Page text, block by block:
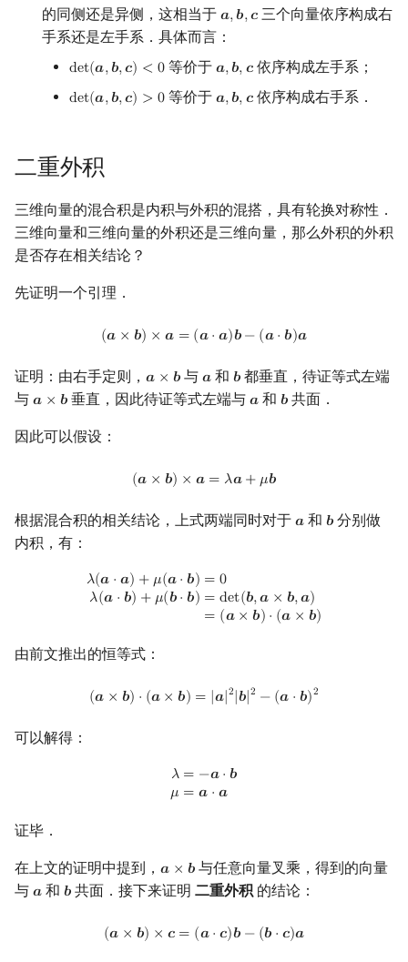
的同侧还是异侧，这相当于 𝒂,𝒃,𝒄
a,b,c 三个向量依序构成右
手系还是左手系．具体而言：
det(𝒂,𝒃,𝒄) < 0
det(a,b,c)< 0 等价于 𝒂,𝒃,𝒄
a,b,c 依序构成左手系；
det(𝒂,𝒃,𝒄) > 0
det(a,b,c)> 0 等价于 𝒂,𝒃,𝒄
a,b,c 依序构成右手系．
二重外积
三维向量的混合积是内积与外积的混搭，具有轮换对称性．
三维向量和三维向量的外积还是三维向量，那么外积的外积
是否存在相关结论？
先证明一个引理．
(𝒂 × 𝒃) × 𝒂 = (𝒂⋅ 𝒂)𝒃− (𝒂⋅ 𝒃)𝒂
(a ×b )× a= (a⋅a b−(a⋅b)a
证明：由右手定则， 𝒂 × 𝒃
a×b 与 𝒂
a 和𝒃
b 都垂直，待证等式左端
与 𝒂 × 𝒃
a×b 垂直，因此待证等式左端与 𝒂
a 和𝒃
b 共面．
因此可以假设：
(𝒂 × 𝒃) × 𝒂 = 𝜆𝒂+𝜇𝒃
( a×b)× a =λ a+μ b
根据混合积的相关结论，上式两端同时对于 𝒂
a 和𝒃
b 分别做
内积，有：
𝜆(𝒂 ⋅ 𝒂) +𝜇(𝒂⋅ 𝒃) = 0
𝜆(𝒂 ⋅ 𝒃) +𝜇(𝒃⋅ 𝒃) = det(𝒃,𝒂 × 𝒃,𝒂)
= (𝒂 × 𝒃) ⋅ (𝒂 × 𝒃)
a⋅b) = 0λ a⋅ b)+μ ( b⋅b)= det
由前文推出的恒等式：
(𝒂 × 𝒃) ⋅ (𝒂 × 𝒃) = |𝒂|2|𝒃|2 − (𝒂 ⋅ 𝒃)2
( a× b )⋅(a× b)= |a |2|b|2− a⋅ b)2
可以解得：
𝜆 = −𝒂⋅ 𝒃
𝜇 = 𝒂 ⋅ 𝒂
= −a bμ= a⋅a
证毕．
在上文的证明中提到， 𝒂 × 𝒃
a×b
与任意向量叉乘，得到的向量
与 𝒂
a 和𝒃
b 共面．接下来证明二重外积 的结论：
(𝒂 × 𝒃) × 𝒄 = (𝒂⋅ 𝒄)𝒃 − (𝒃 ⋅ 𝒄)𝒂
(a×b )× c= (a⋅c) b−(b⋅c)a